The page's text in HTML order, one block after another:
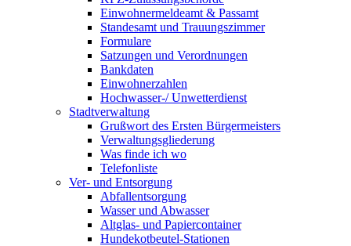
Einwohnermeldeamt & Passamt
Standesamt und Trauungszimmer
Formulare
Satzungen und Verordnungen
Bankdaten
Einwohnerzahlen
Hochwasser-/ Unwetterdienst
Stadtverwaltung
Grußwort des Ersten Bürgermeisters
Verwaltungsgliederung
Was finde ich wo
Telefonliste
Ver- und Entsorgung
Abfallentsorgung
Wasser und Abwasser
Altglas- und Papiercontainer
Hundekotbeutel-Stationen